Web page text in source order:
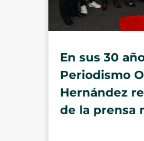
En sus 30
Periodismo
Hernández
de la prensa